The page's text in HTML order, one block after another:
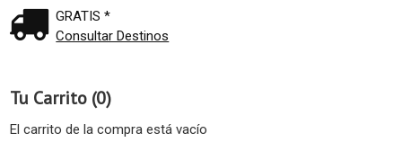
GRATIS *
Consultar Destinos
Tu Carrito (0)
El carrito de la compra está vacío